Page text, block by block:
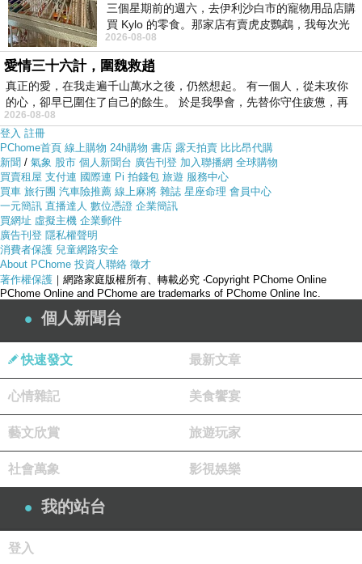
S.M)
產品網址
三個星期前的週六，去伊利沙白市的寵物用品店購
買 Kylo 的零食。那家店有賣虎皮鸚鵡，我每次光
顧都會去看一下。他們偶爾會引進 C
2026-08-08
愛情三十六計，圍魏救趙
真正的愛，在我走遍千山萬水之後，仍然想起。 有一個人，從未攻你
的心，卻早已圍住了自己的餘生。 於是我學會，先替你守住疲憊，再
2026-08-08
登入 註冊
PChome首頁 線上購物 24h購物 書店 露天拍賣 比比昂代購
新聞 / 氣象 股市 個人新聞台 廣告刊登 加入聯播網 全球購物
買賣租屋 支付連 國際連 Pi 拍錢包 旅遊 服務中心
買車 旅行團 汽車險推薦 線上麻將 雜誌 星座命理 會員中心
一元簡訊 直播達人 數位憑證 企業簡訊
買網址 虛擬主機 企業郵件
廣告刊登 隱私權聲明
消費者保護 兒童網路安全
About PChome 投資人聯絡 徵才
著作權保護 ｜網路家庭版權所有、轉載必究 ‧Copyright PChome Online
PChome Online and PChome are trademarks of PChome Online Inc.
個人新聞台
快速發文 最新文章
心情雜記 美食饗宴
藝文欣賞 旅遊玩家
社會萬象 影視娛樂
我的站台
登入